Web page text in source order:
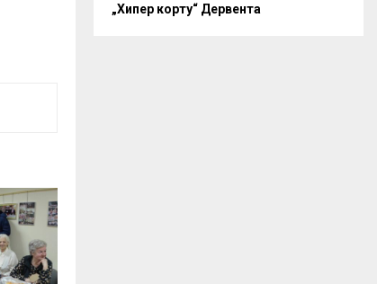
„Хипер корту“ Дервента